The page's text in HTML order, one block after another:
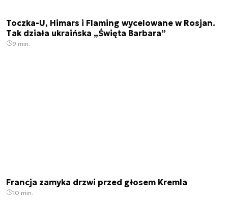
Toczka-U, Himars i Flaming wycelowane w Rosjan.
Tak działa ukraińska „Święta Barbara”
9 min.
Francja zamyka drzwi przed głosem Kremla
10 min.